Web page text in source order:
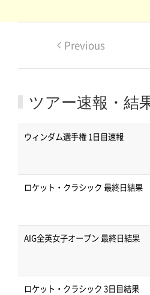
Previous
ツアー速報・結
ウィンダム選手権 1日目速報
ロケット・クラシック 最終日結果
AIG全英女子オープン 最終日結果
ロケット・クラシック 3日目結果